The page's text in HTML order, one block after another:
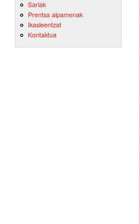
Sariak
Prentsa aipamenak
Ikasleentzat
Kontaktua